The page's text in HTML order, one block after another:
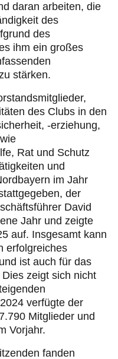
daran arbeiten, die
des
des
ihm ein großes
stärken.
des Clubs in den
-erziehung,
Rat und Schutz
und
im Jahr
der
David
Jahr und zeigte
auf. Insgesamt kann
erfolgreiches
ist auch für das
zeigt sich nicht
verfügte der
Mitglieder und
Vorjahr.
fanden